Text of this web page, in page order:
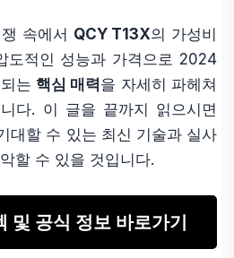
속에서 QCY T13X의 가성비
도적인 성능과 가격으로 2024
는 핵심 매력을 자세히 파헤쳐
다. 이 글을 끝까지 읽으시면
대할 수 있는 최신 기술과 실사
할 수 있을 것입니다.
및 공식 정보 바로가기